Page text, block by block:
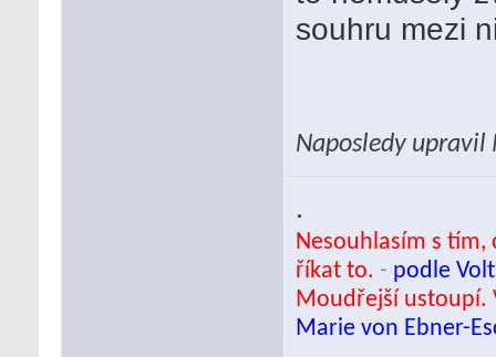
souhru mezi
Naposledy
.
Nesouhlasím s
říkat to. - podle
Moudřejší ustoupí.
Marie von Ebner-